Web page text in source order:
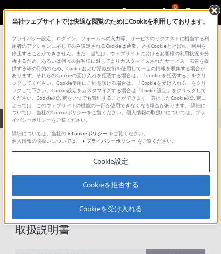
0
総合サポート・お問い合わせ プロフェッショナル／業務用
DABK-3101
全て ダウンロード 取扱説明書 Q&A
ダウンロード
現在、本ページで提供されているアップデート情報はありませ
取扱説明書
当社ウェブサイトでは快適な閲覧のためにCookieを利用しております。
プライバシー設定、ログイン、フォームへの入力等、サービスのリクエストに相当する利
用者のアクションに応じてのみ設定されるCookieは通常、必須Cookieと呼ばれ、利用を
停止することができません。また、当社は、ウェブサイトにおけるお客様の利用状況を分
析するため、あるいは個々のお客様に対してよりカスタマイズされたサービス・広告を提
供する等の目的のため、Cookieおよび類似技術を使用して一定の情報を収集する場合が
あります。それらのCookieの受け入れを拒否する場合は、「Cookieを拒否する」をクリ
ックしてください。Cookie使用にご同意頂ける場合は、「Cookieを受け入れる」をクリ
ックして下さい。Cookie設定をカスタマイズする場合は「Cookie設定」をクリックして
ください。Cookieの設定をいつでも管理することができます。選択したCookieの設定に
よっては、このウェブサイトの機能の一部が使用できなくなる場合があります。 詳細に
ついては、当社のCookieポリシーをご覧ください。個人情報の取扱いについては、プラ
イバシーポリシーをご覧ください。
詳細については、当社の
Cookieポリシー をご覧ください。
個人情報の取扱いについては、
プライバシーポリシー をご覧ください。
Cookie設定
Cookieを拒否する
Cookieを受け入れる